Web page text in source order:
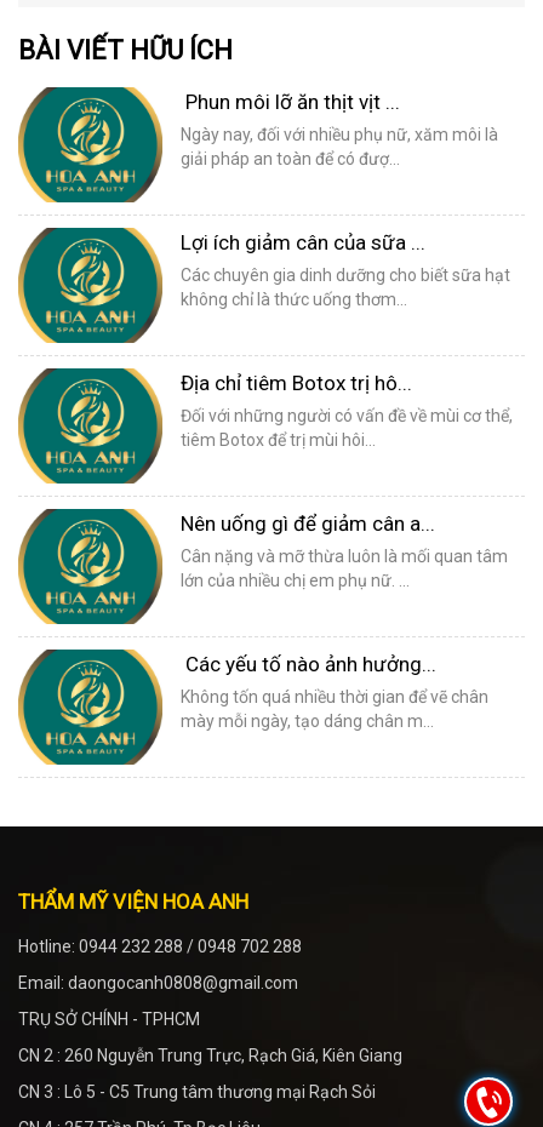
BÀI VIẾT HỮU ÍCH
Phun môi lỡ ăn thịt vịt ...
Ngày nay, đối với nhiều phụ nữ, xăm môi là
giải pháp an toàn để có đượ...
Lợi ích giảm cân của sữa ...
Các chuyên gia dinh dưỡng cho biết sữa hạt
không chỉ là thức uống thơm...
Địa chỉ tiêm Botox trị hô...
Đối với những người có vấn đề về mùi cơ thể,
tiêm Botox để trị mùi hôi...
Nên uống gì để giảm cân a...
Cân nặng và mỡ thừa luôn là mối quan tâm
lớn của nhiều chị em phụ nữ. ...
Các yếu tố nào ảnh hưởng...
Không tốn quá nhiều thời gian để vẽ chân
mày mỗi ngày, tạo dáng chân m...
THẨM MỸ VIỆN HOA ANH
Hotline: 0944 232 288 / 0948 702 288
Email: daongocanh0808@gmail.com
TRỤ SỞ CHÍNH - TPHCM
CN 2 : 260 Nguyễn Trung Trực, Rạch Giá, Kiên Giang
CN 3 : Lô 5 - C5 Trung tâm thương mại Rạch Sỏi